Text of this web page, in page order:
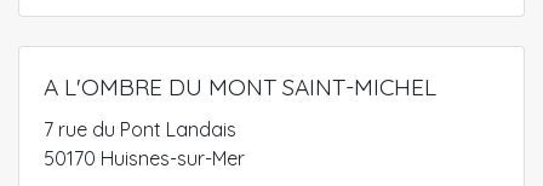
A L'OMBRE DU MONT SAINT-MICHEL
7 rue du Pont Landais
50170 Huisnes-sur-Mer